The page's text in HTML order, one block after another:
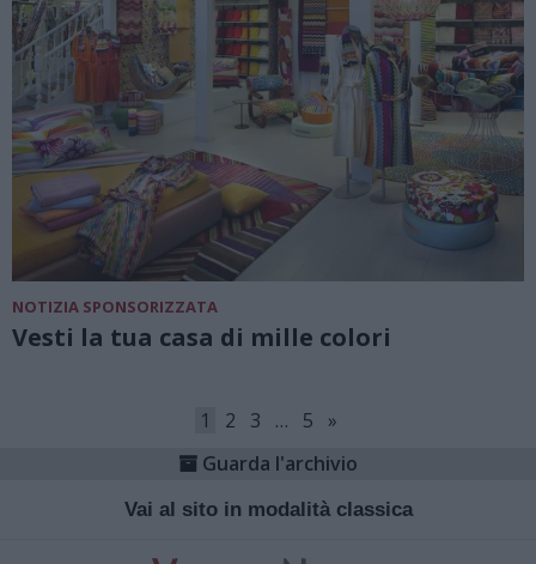
NOTIZIA SPONSORIZZATA
Vesti la tua casa di mille colori
1 2 3 … 5
»
Guarda l'archivio
Vai al sito in modalità classica